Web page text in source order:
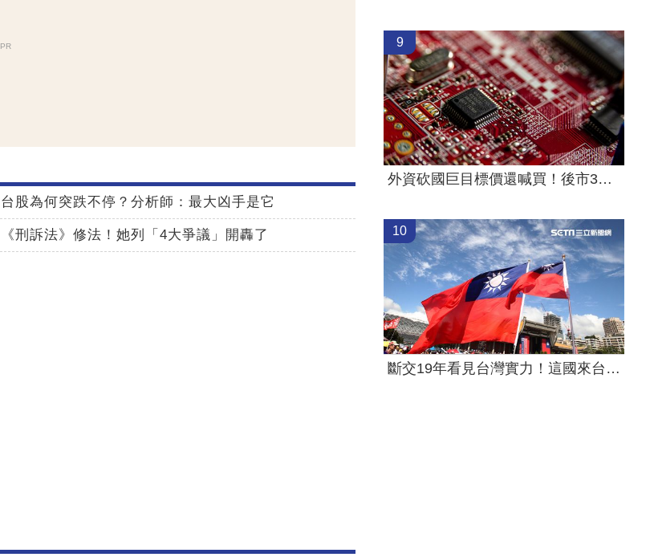
PR
台股為何突跌不停？分析師：最大凶手是它
《刑訴法》修法！她列「4大爭議」開轟了
9
外資砍國巨目標價還喊買！後市3指標曝
10
斷交19年看見台灣實力！這國來台尋找商機